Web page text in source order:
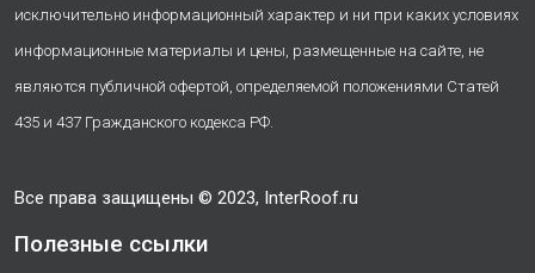
исключительно информационный характер и ни при каких условиях
информационные материалы и цены, размещенные на сайте, не
являются публичной офертой, определяемой положениями Статей
435 и 437 Гражданского кодекса РФ.
Все права защищены © 2023, InterRoof.ru
Полезные ссылки